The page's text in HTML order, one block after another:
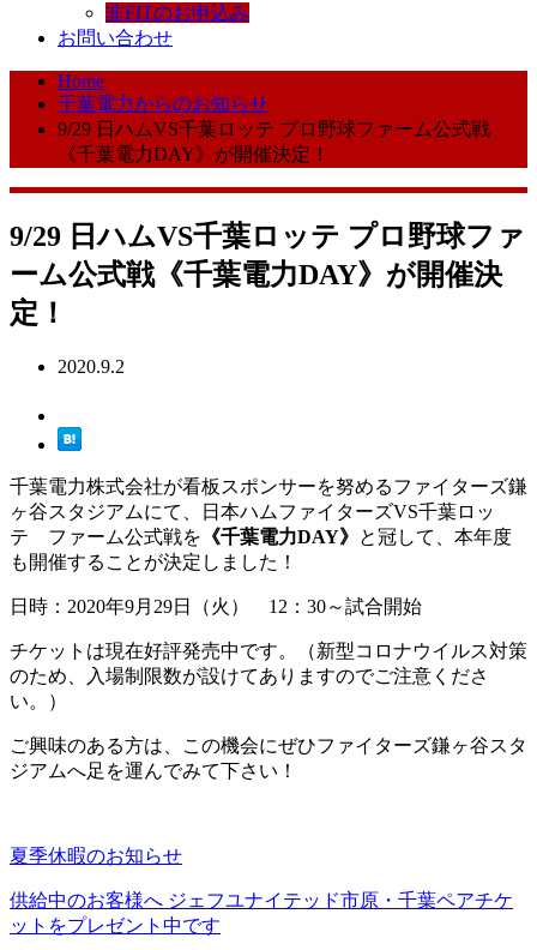
非FITのお申込み
お問い合わせ
Home
千葉電力からのお知らせ
9/29 日ハムVS千葉ロッテ プロ野球ファーム公式戦
《千葉電力DAY》が開催決定！
9/29 日ハムVS千葉ロッテ プロ野球ファ
ーム公式戦《千葉電力DAY》が開催決
定！
2020.9.2
千葉電力株式会社が看板スポンサーを努めるファイターズ鎌
ヶ谷スタジアムにて、日本ハムファイターズVS千葉ロッ
テ ファーム公式戦を 《千葉電力DAY》 と冠して、本年度
も開催することが決定しました！
日時：2020年9月29日（火） 12：30～試合開始
チケットは現在好評発売中です。（新型コロナウイルス対策
のため、入場制限数が設けてありますのでご注意くださ
い。）
ご興味のある方は、この機会にぜひファイターズ鎌ヶ谷スタ
ジアムへ足を運んでみて下さい！
夏季休暇のお知らせ
供給中のお客様へ ジェフユナイテッド市原・千葉ペアチケ
ットをプレゼント中です